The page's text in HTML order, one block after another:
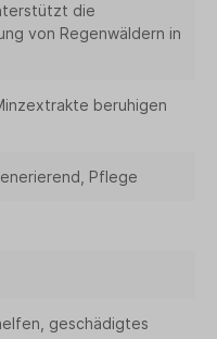
die
von Regenwäldern in
beruhigen
Pflege
geschädigtes